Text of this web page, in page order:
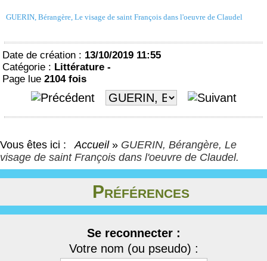
GUERIN, Bérangère, Le visage de saint François dans l'oeuvre de Claudel
Date de création : 13/10/2019 11:55
Catégorie : Littérature -
Page lue 2104 fois
Vous êtes ici : Accueil » GUERIN, Bérangère, Le
visage de saint François dans l'oeuvre de Claudel.
Préférences
Se reconnecter :
Votre nom (ou pseudo) :